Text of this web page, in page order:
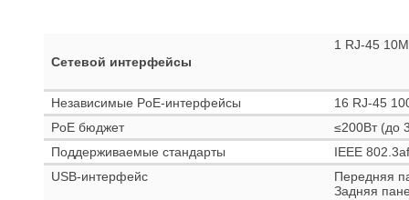
Сетевой интерфейсы
1 RJ-45
Независимые PoE-интерфейсы
16 RJ-45
PoE бюджет
≤200Вт (до
Поддерживаемые стандарты
IEEE
USB-интерфейс
Передняя
Задняя